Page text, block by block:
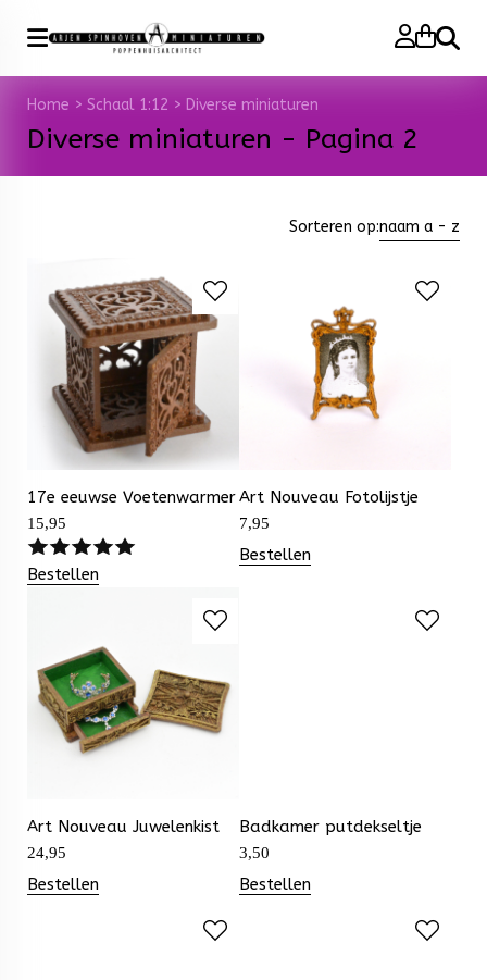
Zoeken
Home > Schaal 1:12 > Diverse miniaturen
Diverse miniaturen - Pagina 2
Sorteren op:naam a - z
17e eeuwse Voetenwarmer
15,95
Bestellen
Art Nouveau Fotolijstje
7,95
Bestellen
Art Nouveau Juwelenkist
24,95
Bestellen
Badkamer putdekseltje
3,50
Bestellen